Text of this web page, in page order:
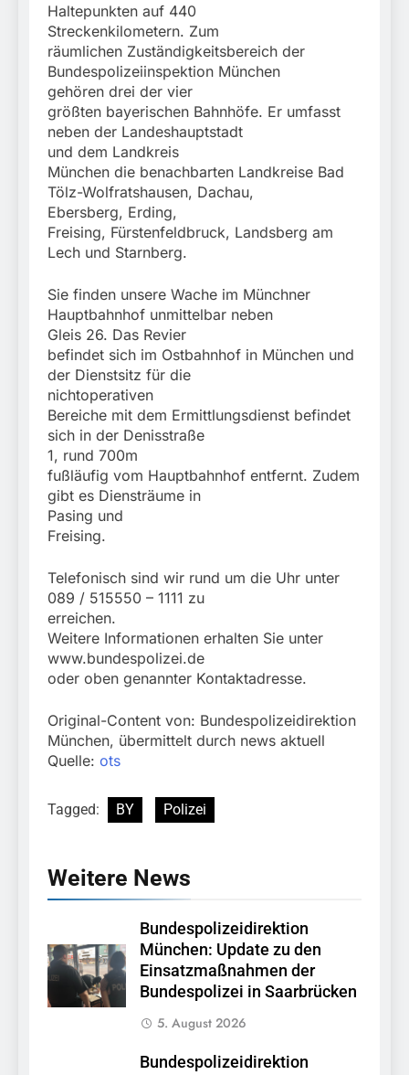
Haltepunkten auf 440
Streckenkilometern. Zum
räumlichen Zuständigkeitsbereich der
Bundespolizeiinspektion München
gehören drei der vier
größten bayerischen Bahnhöfe. Er umfasst
neben der Landeshauptstadt
und dem Landkreis
München die benachbarten Landkreise Bad
Tölz-Wolfratshausen, Dachau,
Ebersberg, Erding,
Freising, Fürstenfeldbruck, Landsberg am
Lech und Starnberg.
Sie finden unsere Wache im Münchner
Hauptbahnhof unmittelbar neben
Gleis 26. Das Revier
befindet sich im Ostbahnhof in München und
der Dienstsitz für die
nichtoperativen
Bereiche mit dem Ermittlungsdienst befindet
sich in der Denisstraße
1, rund 700m
fußläufig vom Hauptbahnhof entfernt. Zudem
gibt es Diensträume in
Pasing und
Freising.
Telefonisch sind wir rund um die Uhr unter
089 / 515550 – 1111 zu
erreichen.
Weitere Informationen erhalten Sie unter
www.bundespolizei.de
oder oben genannter Kontaktadresse.
Original-Content von: Bundespolizeidirektion
München, übermittelt durch news aktuell
Quelle: ots
Tagged: BY Polizei
Weitere News
Bundespolizeidirektion
München: Update zu den
Einsatzmaßnahmen der
Bundespolizei in Saarbrücken
5. August 2026
Bundespolizeidirektion